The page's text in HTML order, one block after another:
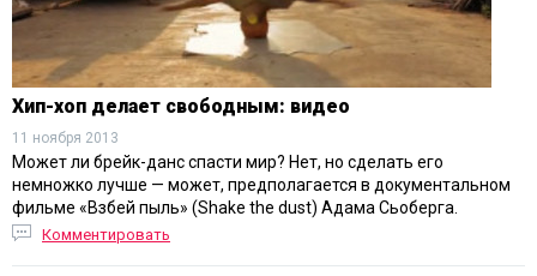
Хип-хоп делает свободным: видео
11 ноября 2013
Может ли брейк-данс спасти мир? Нет, но сделать его
немножко лучше — может, предполагается в документальном
фильме «Взбей пыль» (Shake the dust) Адама Сьоберга.
Комментировать